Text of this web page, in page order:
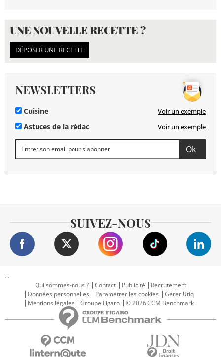
UNE NOUVELLE RECETTE ?
DÉPOSER UNE RECETTE
NEWSLETTERS
Cuisine Voir un exemple
Astuces de la rédac Voir un exemple
SUIVEZ-NOUS
...
Qui sommes-nous ?
Contact Publicité
Recrutement
Données personnelles
Paramétrer les cookies
Gérer Utiq
Mentions légales
Groupe Figaro © 2026 CCM Benchmark